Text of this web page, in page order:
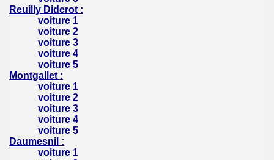
Reuilly Diderot :
voiture 1
voiture 2
voiture 3
voiture 4
voiture 5
Montgallet :
voiture 1
voiture 2
voiture 3
voiture 4
voiture 5
Daumesnil :
voiture 1